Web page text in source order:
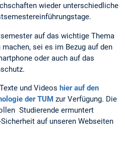
wieder unterschiedliche
auf das wichtige Thema
sei es im Bezug auf den
oder auch auf das
und Videos hier auf den
der TUM zur Verfügung. Die
Studierende ermuntert
auf unseren Webseiten